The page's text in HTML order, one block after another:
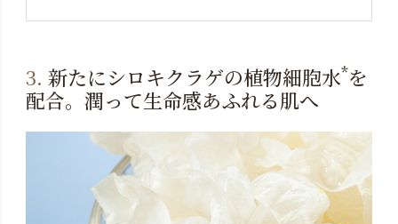
3. 新たにシロキクラゲの植物細胞水*を
配合。潤って生命感あふれる肌へ